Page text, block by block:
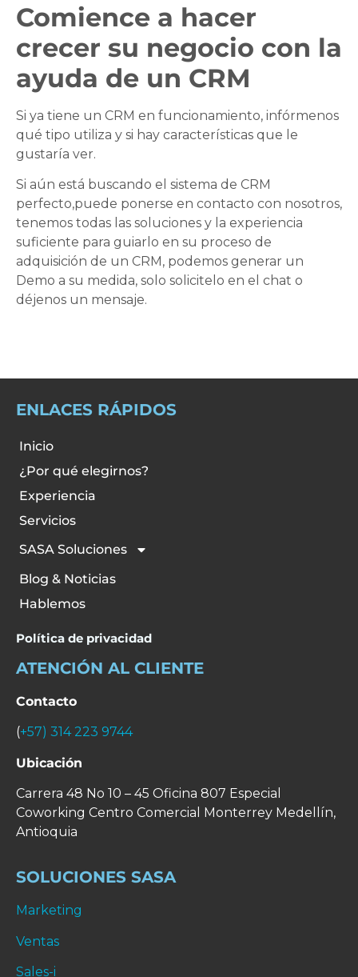
Comience a hacer
crecer su negocio con la
ayuda de un CRM
Si ya tiene un CRM en funcionamiento, infórmenos
qué tipo utiliza y si hay características que le
gustaría ver.
Si aún está buscando el sistema de CRM
perfecto,puede ponerse en contacto con nosotros,
tenemos todas las soluciones y la experiencia
suficiente para guiarlo en su proceso de
adquisición de un CRM, podemos generar un
Demo a su medida, solo solicitelo en el chat o
déjenos un mensaje.
ENLACES RÁPIDOS
Inicio
¿Por qué elegirnos?
Experiencia
Servicios
SASA Soluciones
Blog & Noticias
Hablemos
Política de privacidad
ATENCIÓN AL CLIENTE
Contacto
(+57) 314 223 9744
Ubicación
Carrera 48 No 10 – 45 Oficina 807 Especial
Coworking Centro Comercial Monterrey Medellín,
Antioquia
SOLUCIONES SASA
Marketing
Ventas
Sales-i